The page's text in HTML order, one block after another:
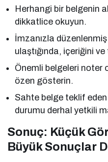
Herhangi bir belgenin
dikkatlice okuyun.
İmzanızla
ulaştığında, içeriğini
Önemli belgeleri noter
özen gösterin.
Sahte belge teklif eden
durumu derhal yetkili
Sonuç: Küçük
Büyük Sonuçlar